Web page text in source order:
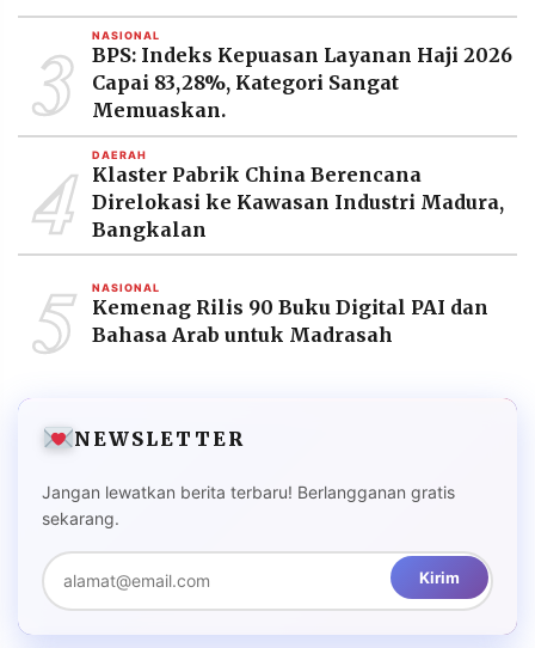
MEDIA
PRAMUDITA
3 NASIONAL
BPS: Indeks Kepuasan Layanan Haji 2026
Capai 83,28%, Kategori Sangat
Memuaskan.
4 DAERAH
Klaster Pabrik China Berencana
Direlokasi ke Kawasan Industri Madura,
Bangkalan
5 NASIONAL
Kemenag Rilis 90 Buku Digital PAI dan
Bahasa Arab untuk Madrasah
NEWSLETTER
Jangan lewatkan berita terbaru! Berlangganan gratis
sekarang.
Kirim